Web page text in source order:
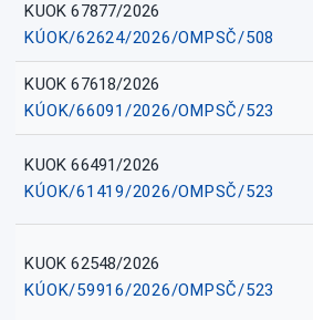
KUOK 67877/2026
KÚOK/62624/2026/OMPSČ/508
KUOK 67618/2026
KÚOK/66091/2026/OMPSČ/523
KUOK 66491/2026
KÚOK/61419/2026/OMPSČ/523
KUOK 62548/2026
KÚOK/59916/2026/OMPSČ/523